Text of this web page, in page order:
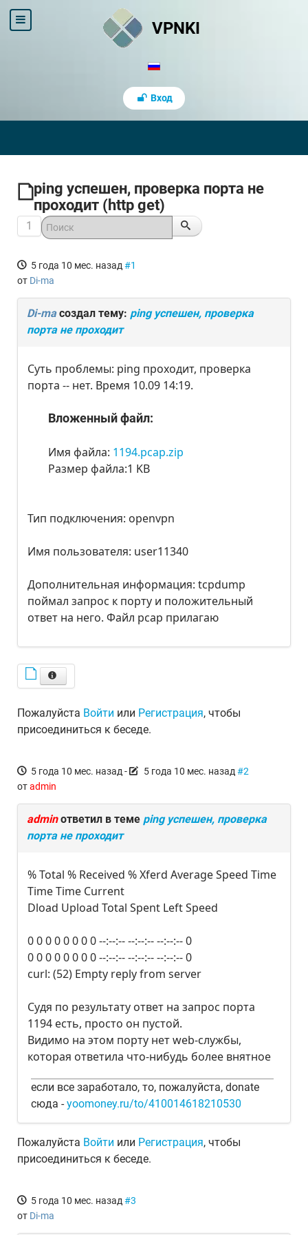
VPNKI
Вход
ping успешен, проверка порта не
проходит (http get)
1
5 года 10 мес. назад #1
от Di-ma
Di-maсоздал тему: ping успешен, проверка
порта не проходит
Суть проблемы: ping проходит, проверка
порта -- нет. Время 10.09 14:19.
Вложенный файл:
Имя файла: 1194.pcap.zip
Размер файла:1 KB
Тип подключения: openvpn
Имя пользователя: user11340
Дополнительная информация: tcpdump
поймал запрос к порту и положительный
ответ на него. Файл pcap прилагаю
Пожалуйста Войти или Регистрация, чтобы
присоединиться к беседе.
5 года 10 мес. назад - 5 года 10 мес. назад #2
отadmin
adminответил в теме ping успешен, проверка
порта не проходит
% Total % Received % Xferd Average Speed Time
Time Time Current
Dload Upload Total Spent Left Speed
0 0 0 0 0 0 0 0 --:--:-- --:--:-- --:--:-- 0
0 0 0 0 0 0 0 0 --:--:-- --:--:-- --:--:-- 0
curl: (52) Empty reply from server
Судя по результату ответ на запрос порта
1194 есть, просто он пустой.
Видимо на этом порту нет web-службы,
которая ответила что-нибудь более внятное
если все заработало, то, пожалуйста, donate
сюда -yoomoney.ru/to/410014618210530
Пожалуйста Войти или Регистрация, чтобы
присоединиться к беседе.
5 года 10 мес. назад #3
от Di-ma